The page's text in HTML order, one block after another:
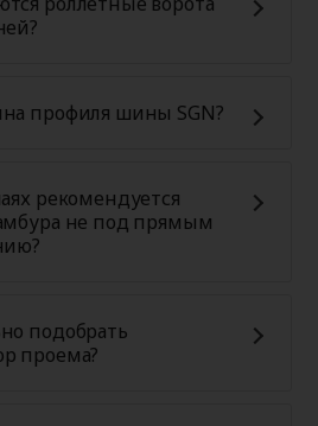
профиля шины SGN?
рекомендуется
не под прямым
подобрать
проема?